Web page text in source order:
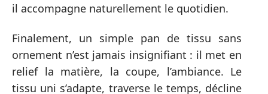
il accompagne naturellement le quotidien.
Finalement, un simple pan de tissu sans
ornement n’est jamais insignifiant : il met en
relief la matière, la coupe, l’ambiance. Le
tissu uni s’adapte, traverse le temps, décline